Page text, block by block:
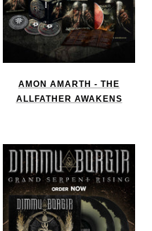
AMON AMARTH - THE
ALLFATHER AWAKENS